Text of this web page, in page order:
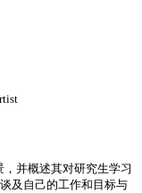
并概述其对研究生学习
及自己的工作和目标与